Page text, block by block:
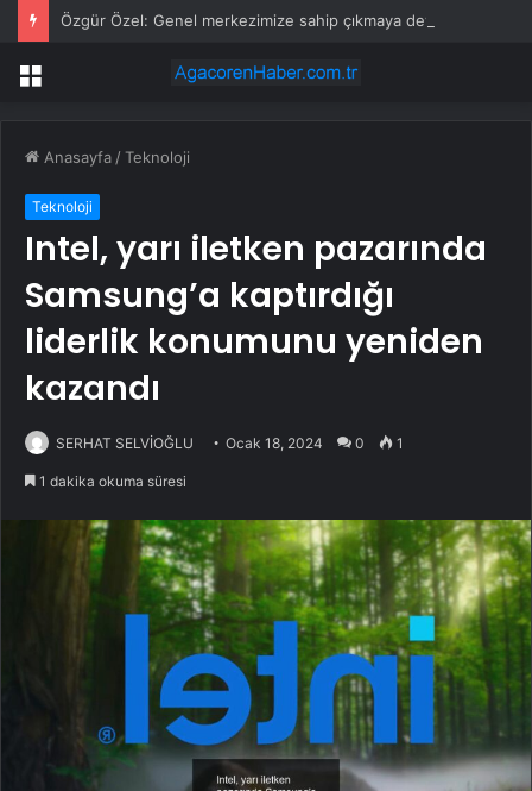
Menü
Anasayfa /Teknoloji
Teknoloji
Intel, yarı iletken pazarında
Samsung’a kaptırdığı
liderlik konumunu yeniden
kazandı
SERHAT SELVİOĞLU Ocak 18, 2024 0 1
1 dakika okuma süresi